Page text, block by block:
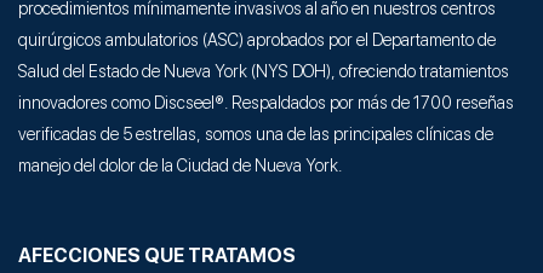
procedimientos mínimamente invasivos al año en nuestros centros
quirúrgicos ambulatorios (ASC) aprobados por el Departamento de
Salud del Estado de Nueva York (NYS DOH), ofreciendo tratamientos
innovadores como Discseel®. Respaldados por más de 1700 reseñas
verificadas de 5 estrellas, somos una de las principales clínicas de
manejo del dolor de la Ciudad de Nueva York.
AFECCIONES QUE TRATAMOS